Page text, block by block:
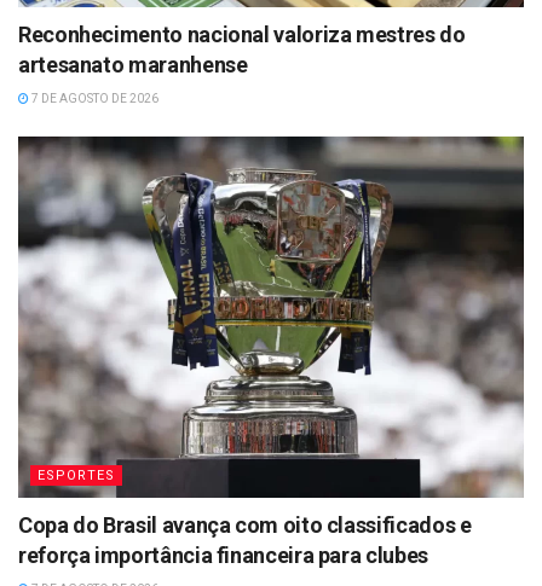
Reconhecimento nacional valoriza mestres do
artesanato maranhense
7 DE AGOSTO DE 2026
ESPORTES
Copa do Brasil avança com oito classificados e
reforça importância financeira para clubes